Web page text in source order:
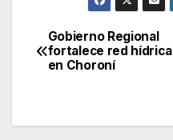
Navegación
de
Gobierno Regional
fortalece red hídrica
en Choroní